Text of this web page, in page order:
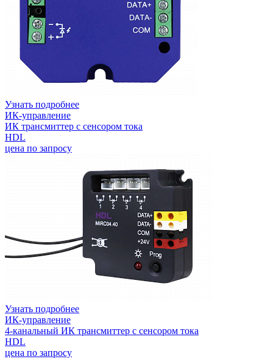
Узнать подробнее
ИК-управление
ИК трансмиттер с сенсором тока
HDL
цена по запросу
Узнать подробнее
ИК-управление
4-канальный ИК трансмиттер с сенсором тока
HDL
цена по запросу